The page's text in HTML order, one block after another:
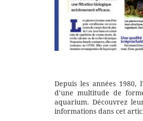
Depuis les années 1980,
d’une multitude de
aquarium. Découvrez
informations dans cet